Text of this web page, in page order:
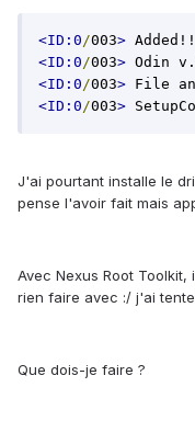
<ID:0/003>
<ID:0/003>
<ID:0/003>
<ID:0/003>
J'ai pourtant installe le
pense l'avoir fait mais
Avec Nexus Root
rien faire avec :/ j'ai
Que dois-je faire ?